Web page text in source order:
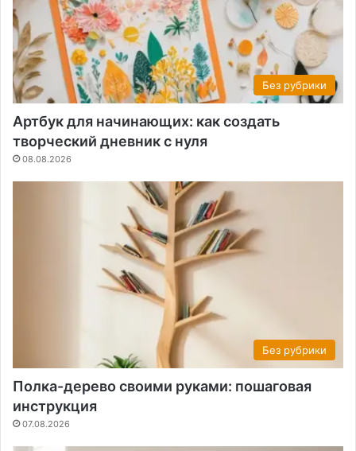
Без рубрики
Артбук для начинающих: как создать
творческий дневник с нуля
08.08.2026
Без рубрики
Полка-дерево своими руками: пошаговая
инструкция
07.08.2026